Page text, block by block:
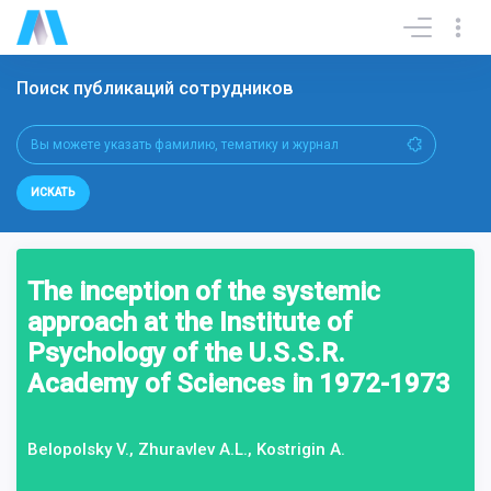
Поиск публикаций сотрудников
ИСКАТЬ
The inception of the systemic
approach at the Institute of
Psychology of the U.S.S.R.
Academy of Sciences in 1972-1973
Belopolsky V., Zhuravlev A.L., Kostrigin A.